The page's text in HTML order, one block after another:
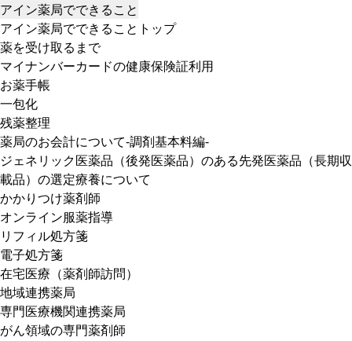
アイン薬局でできること
アイン薬局でできることトップ
薬を受け取るまで
マイナンバーカードの健康保険証利用
お薬手帳
一包化
残薬整理
薬局のお会計について-調剤基本料編-
ジェネリック医薬品（後発医薬品）のある先発医薬品（長期収
載品）の選定療養について
かかりつけ薬剤師
オンライン服薬指導
リフィル処方箋
電子処方箋
在宅医療（薬剤師訪問）
地域連携薬局
専門医療機関連携薬局
がん領域の専門薬剤師